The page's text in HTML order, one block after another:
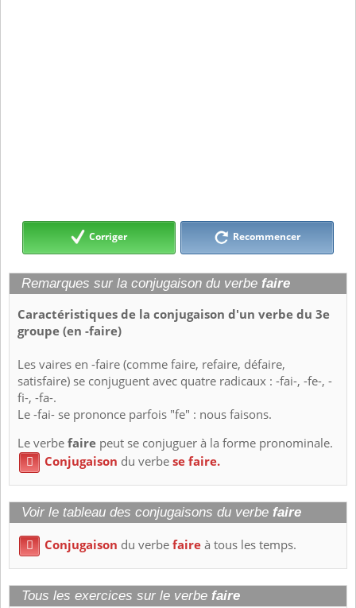
Corriger Recommencer
Remarques sur la conjugaison du verbe faire
Caractéristiques de la conjugaison d'un verbe du 3e
groupe (en -faire)
Les vaires en -faire (comme faire, refaire, défaire,
satisfaire) se conjuguent avec quatre radicaux : -fai-, -fe-, -
fi-, -fa-.
Le -fai- se prononce parfois "fe" : nous faisons.
Le verbefaire peut se conjuguer à la forme pronominale.
 Conjugaison du verbese faire.
Voir le tableau des conjugaisons du verbe faire
 Conjugaison du verbefaireà tous les temps.
Tous les exercices sur le verbe faire